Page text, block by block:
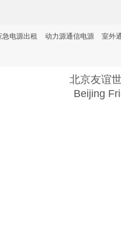
室外
动力源通信电源
急电源出租
北京友谊
Beijing